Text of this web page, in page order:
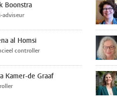
Boonstra
adviseur
al Homsi
controller
Kamer-de Graaf